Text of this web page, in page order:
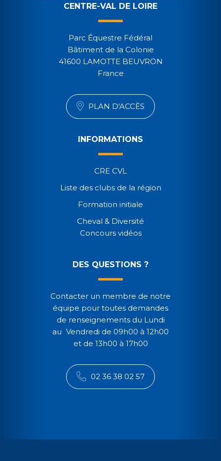
CENTRE-VAL DE LOIRE
Parc Équestre Fédéral
Bâtiment de la Colonie
41600 LAMOTTE BEUVRON
France
PLAN D'ACCÈS
INFORMATIONS
CRE CVL
Liste des clubs de la région
Formation initiale
Cheval & Diversité
Concours vidéos
DES QUESTIONS ?
Contacter un membre de notre
équipe pour toutes demandes
de renseignements du Lundi
au Vendredi de 09h00 à 12h00
et de 13h00 à 17h00
02 36 38 02 57